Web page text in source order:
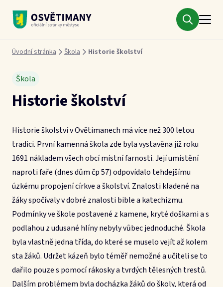
Drobečková navigace
Úvodní stránka Škola Historie školství
Škola
Historie školství
Historie školství v Ovětimanech má více než 300 letou
tradici. První kamenná škola zde byla vystavěna již roku
1691 nákladem všech obcí místní farnosti. Její umístění
naproti faře (dnes dům čp 57) odpovídalo tehdejšímu
úzkému propojení církve a školství. Znalosti kladené na
žáky spočívaly v dobré znalosti bible a katechizmu.
Podmínky ve škole postavené z kamene, kryté doškami a s
podlahou z udusané hlíny nebyly vůbec jednoduché. Škola
byla vlastně jedna třída, do které se muselo vejít až kolem
sta žáků. Udržet kázeň bylo téměř nemožné a učiteli se to
dařilo pouze s pomocí rákosky a tvrdých tělesných trestů.
Dalším problémem byla docházka žáků do školy, která od